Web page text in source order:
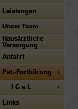
Leistungen
Unser Team
Hausärztliche
Versorgung
Anfahrt
Pat.-Fortbildung
__ I G e L __
Links